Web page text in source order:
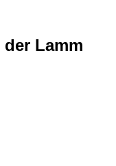
Lamm